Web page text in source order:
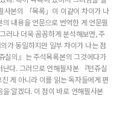
사본의 「목록」이 이같이 차이가 나
내용을 언문으로 번역한 게 언문필
러나 더욱 꼼꼼하게 분석해보면, 주
가 동일하지만 일부 차이가 나는 점
실의』는 주석목록본의 그것에다가
다. 그러므로 언해필사본 『텬쥬실
게 아니라 이를 읽는 독자들에게 편
알겠다. 이 점이 바로 언해필사본